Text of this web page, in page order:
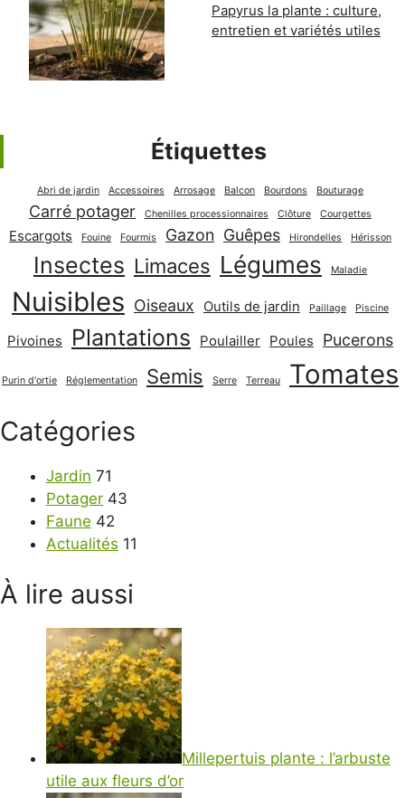
Papyrus la plante : culture,
entretien et variétés utiles
Étiquettes
Abri de jardin Accessoires Arrosage Balcon Bourdons Bouturage
Carré potager Chenilles processionnaires Clôture Courgettes
Escargots Fouine Fourmis Gazon Guêpes Hirondelles Hérisson
Insectes Limaces Légumes Maladie
Nuisibles Oiseaux Outils de jardin Paillage Piscine
Pivoines Plantations Poulailler Poules Pucerons
Purin d'ortie Réglementation Semis Serre Terreau
Tomates
Catégories
Jardin 71
Potager 43
Faune 42
Actualités 11
À lire aussi
Millepertuis plante : l’arbuste
utile aux fleurs d’or